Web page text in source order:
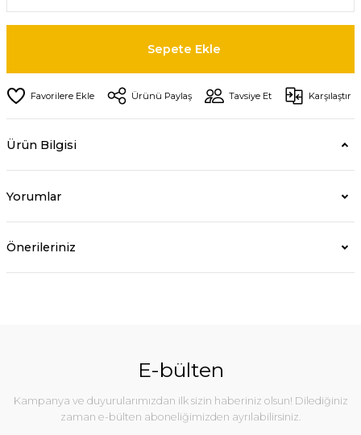
Sepete Ekle
Ürünü Paylaş Tavsiye Et Karşılaştır
Ürün Bilgisi
Yorumlar
Önerileriniz
E-bülten
Kampanya ve duyurularımızdan ilk sizin haberiniz olsun! Dilediğiniz
zaman e-bülten aboneliğimizden ayrılabilirsiniz.